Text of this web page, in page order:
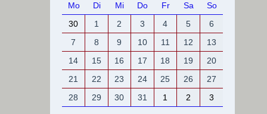
Mo Di Mi Do Fr Sa
So
30
1 2 3 4 5
6
7
8 9 10 11 12
13
14
15 16 17 18 19
20
21
22 23 24 25 26
27
28
29 30 31 1 2 3